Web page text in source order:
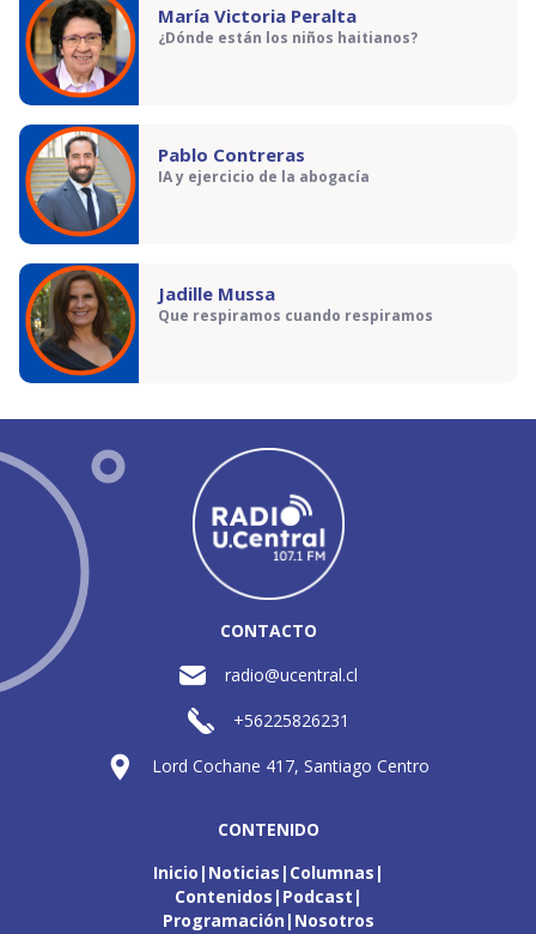
María Victoria Peralta
¿Dónde están los niños haitianos?
Pablo Contreras
IA y ejercicio de la abogacía
Jadille Mussa
Que respiramos cuando respiramos
CONTACTO
radio@ucentral.cl
+56225826231
Lord Cochane 417, Santiago Centro
CONTENIDO
Inicio Noticias Columnas
Contenidos Podcast
Programación Nosotros